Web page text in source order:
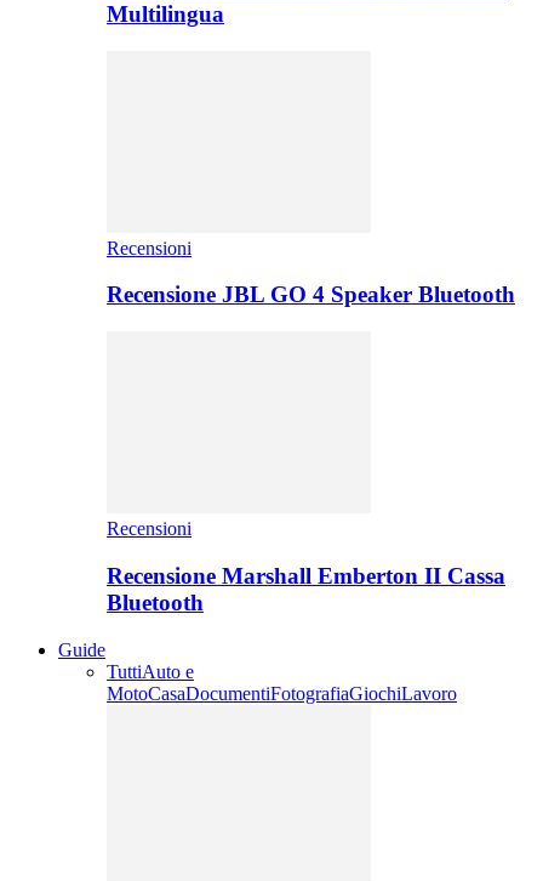
Multilingua
Recensioni
Recensione JBL GO 4 Speaker Bluetooth
Recensioni
Recensione Marshall Emberton II Cassa
Bluetooth
Guide
TuttiAuto e
MotoCasaDocumentiFotografiaGiochiLavoro